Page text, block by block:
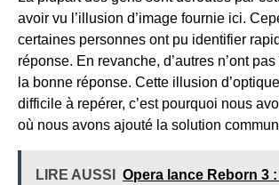
avoir vu l’illusion d’image fournie ici.
certaines personnes ont pu identifier
réponse. En revanche, d’autres n’ont
la bonne réponse. Cette illusion
difficile à repérer, c’est pourquoi nous
où nous avons ajouté la solution
LIRE AUSSI
Opera lance Reborn 3